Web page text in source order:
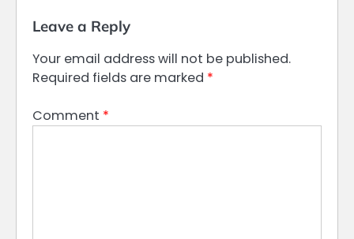
Leave a Reply
Your email address will not be published.
Required fields are marked *
Comment *